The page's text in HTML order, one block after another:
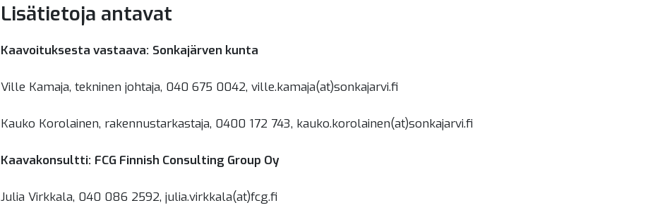
Lisätietoja antavat
Kaavoituksesta vastaava: Sonkajärven kunta
Ville Kamaja, tekninen johtaja, 040 675 0042, ville.kamaja(at)sonkajarvi.fi
Kauko Korolainen, rakennustarkastaja, 0400 172 743, kauko.korolainen(at)sonkajarvi.fi
Kaavakonsultti: FCG Finnish Consulting Group Oy
Julia Virkkala, 040 086 2592, julia.virkkala(at)fcg.fi